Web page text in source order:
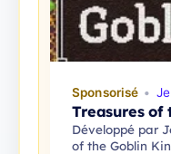
Sponsorisé
Treasures of
Développé par
of the Goblin